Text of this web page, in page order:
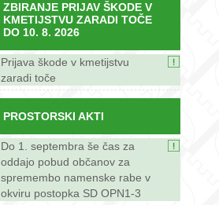
ZBIRANJE PRIJAV ŠKODE V
KMETIJSTVU ZARADI TOČE
DO 10. 8. 2026
Prijava škode v kmetijstvu
zaradi toče
PROSTORSKI AKTI
Do 1. septembra še čas za
oddajo pobud občanov za
spremembo namenske rabe v
okviru postopka SD OPN1-3